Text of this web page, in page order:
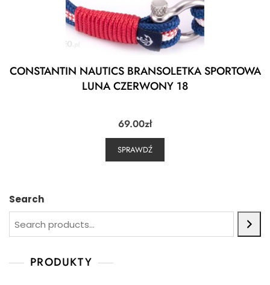
CONSTANTIN NAUTICS BRANSOLETKA SPORTOWA
LUNA CZERWONY 18
69.00zł
SPRAWDŹ
Search
PRODUKTY